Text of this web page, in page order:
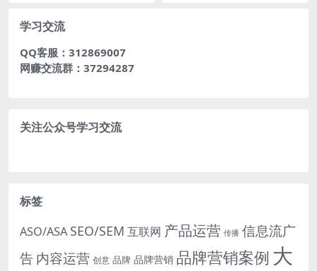
学习交流
QQ客服：312869007
网赚交流群：37294287
关注公众号学习交流
标签
ASO/ASA SEO/SEM 互联网 产品运营 传播 信息流广
告 内容运营 创意 品牌 品牌营销 品牌营销案例 大